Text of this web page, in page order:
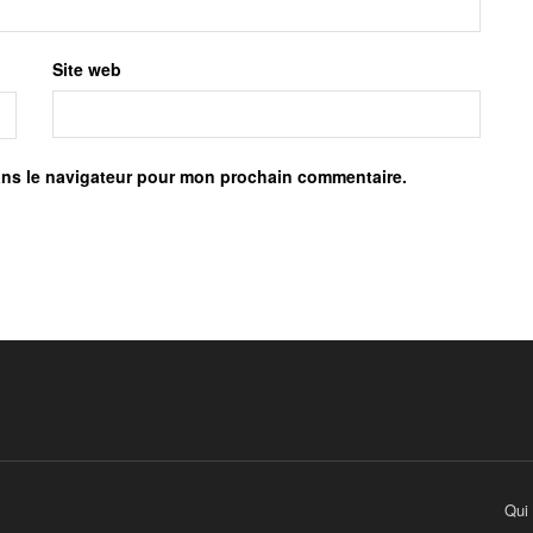
Site web
le navigateur pour mon prochain commentaire.
Qui